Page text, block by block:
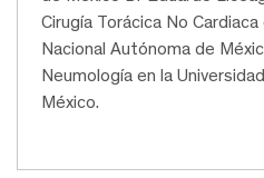
Cirugía Torácica No
Nacional Autónoma de
Neumología en la
México.